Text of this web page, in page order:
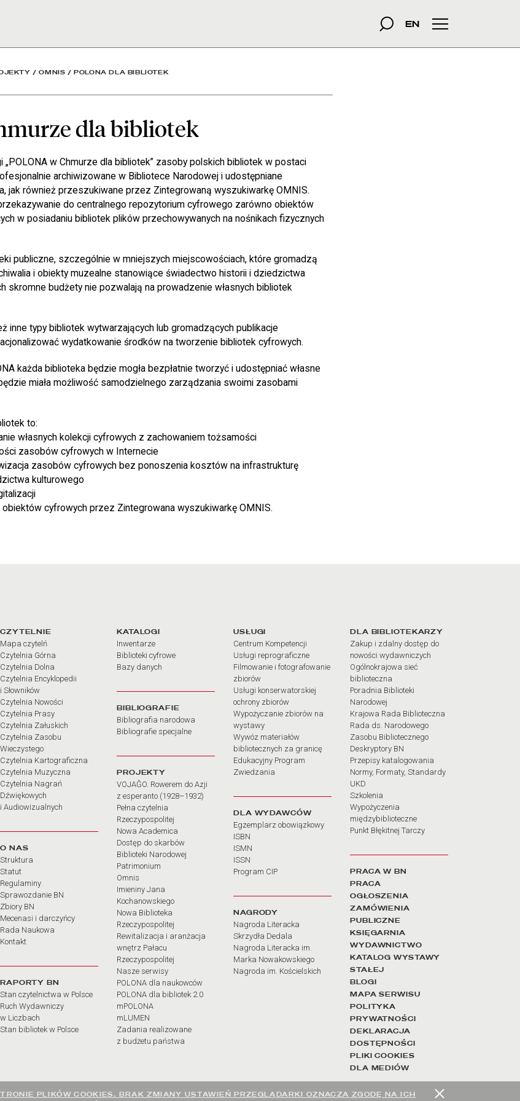
- Biblioteka Narodowa
PLIKÓW COOKIES. BRAK ZMIANY USTAWIEŃ PRZEGLĄDARKI OZNACZA ZGODĘ NA ICH
szukana fraza
Szukaj
EN Menu główne
/OMNIS /POLONA DLA BIBLIOTEK
dla bibliotek
„POLONA w Chmurze dla bibliotek” zasoby polskich bibliotek w postaci
archiwizowane w Bibliotece Narodowej i udostępniane
jak również przeszukiwane przez Zintegrowaną wyszukiwarkę OMNIS.
do centralnego repozytorium cyfrowego zarówno obiektów
w posiadaniu bibliotek plików przechowywanych na nośnikach fizycznych
publiczne, szczególnie w mniejszych miejscowościach, które gromadzą
i obiekty muzealne stanowiące świadectwo historii i dziedzictwa
skromne budżety nie pozwalają na prowadzenie własnych bibliotek
inne typy bibliotek wytwarzających lub gromadzących publikacje
wydatkowanie środków na tworzenie bibliotek cyfrowych.
każda biblioteka będzie mogła bezpłatnie tworzyć i udostępniać własne
miała możliwość samodzielnego zarządzania swoimi zasobami
to:
własnych kolekcji cyfrowych z zachowaniem tożsamości
zasobów cyfrowych w Internecie
zasobów cyfrowych bez ponoszenia kosztów na infrastrukturę
kulturowego
cyfrowych przez Zintegrowana wyszukiwarkę OMNIS.
Linki do najważniejszych działów
CZYTELNIE
Mapa czytelń
Czytelnia Górna
Czytelnia Dolna
Czytelnia Encyklopedii
i Słowników
Czytelnia Nowości
Czytelnia Prasy
Czytelnia Załuskich
Czytelnia Zasobu
Wieczystego
Czytelnia Kartograficzna
Czytelnia Muzyczna
Czytelnia Nagrań
Dźwiękowych
i Audiowizualnych
O NAS
Struktura
Statut
Regulaminy
Sprawozdanie BN
Zbiory BN
Mecenasi i darczyńcy
Rada Naukowa
Kontakt
RAPORTY BN
Stan czytelnictwa w Polsce
Ruch Wydawniczy
w Liczbach
Stan bibliotek w Polsce
KATALOGI
Inwentarze
Biblioteki cyfrowe
Bazy danych
BIBLIOGRAFIE
Bibliografia narodowa
Bibliografie specjalne
PROJEKTY
VOJAĜO. Rowerem do Azji
z esperanto (1928–1932)
Pełna czytelnia
Rzeczypospolitej
Nowa Academica
Dostęp do skarbów
Biblioteki Narodowej
Patrimonium
Omnis
Imieniny Jana
Kochanowskiego
Nowa Biblioteka
Rzeczypospolitej
Rewitalizacja i aranżacja
wnętrz Pałacu
Rzeczypospolitej
Nasze serwisy
POLONA dla naukowców
POLONA dla bibliotek 2.0
mPOLONA
mLUMEN
Zadania realizowane
z budżetu państwa
USŁUGI
Centrum Kompetencji
Usługi reprograficzne
Filmowanie i fotografowanie
zbiorów
Usługi konserwatorskiej
ochrony zbiorów
Wypożyczanie zbiorów na
wystawy
Wywóz materiałów
bibliotecznych za granicę
Edukacyjny Program
Zwiedzania
DLA WYDAWCÓW
Egzemplarz obowiązkowy
ISBN
ISMN
ISSN
Program CIP
NAGRODY
Nagroda Literacka
Skrzydła Dedala
Nagroda Literacka im.
Marka Nowakowskiego
Nagroda im. Kościelskich
DLA BIBLIOTEKARZY
Zakup i zdalny dostęp do
nowości wydawniczych
Ogólnokrajowa sieć
biblioteczna
Poradnia Biblioteki
Narodowej
Krajowa Rada Biblioteczna
Rada ds. Narodowego
Zasobu Bibliotecznego
Deskryptory BN
Przepisy katalogowania
Normy, Formaty, Standardy
UKD
Szkolenia
Wypożyczenia
międzybiblioteczne
Punkt Błękitnej Tarczy
PRACA W BN
PRACA
OGŁOSZENIA
ZAMÓWIENIA
PUBLICZNE
KSIĘGARNIA
WYDAWNICTWO
KATALOG WYSTAWY
STAŁEJ
BLOGI
MAPA SERWISU
POLITYKA
PRYWATNOŚCI
DEKLARACJA
DOSTĘPNOŚCI
PLIKI COOKIES
DLA MEDIÓW